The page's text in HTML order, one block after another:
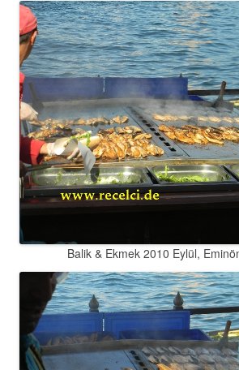
Balik & Ekmek 2010 Eylül,